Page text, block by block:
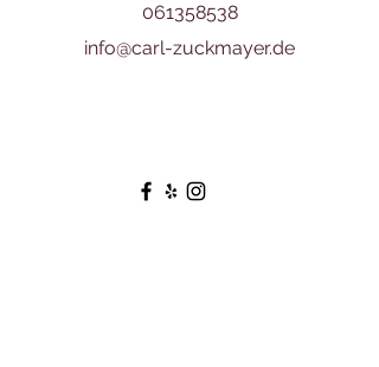
061358538
info@carl-zuckmayer.de